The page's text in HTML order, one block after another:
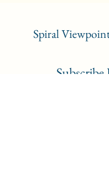
Spiral
Subscribe